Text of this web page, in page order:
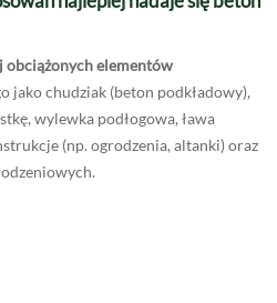
obciążonych elementów
jako chudziak (beton podkładowy),
wylewka podłogowa, ława
(np. ogrodzenia, altanki) oraz